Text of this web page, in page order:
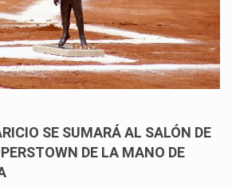
SE SUMARÁ AL SALÓN DE
DE LA MANO DE